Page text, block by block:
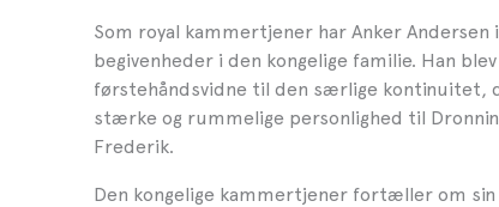
Som royal kammertjener har Anker
begivenheder i den kongelige familie. Han
førstehåndsvidne til den særlige kontinuitet,
stærke og rummelige personlighed til
Frederik.
Den kongelige kammertjener fortæller om